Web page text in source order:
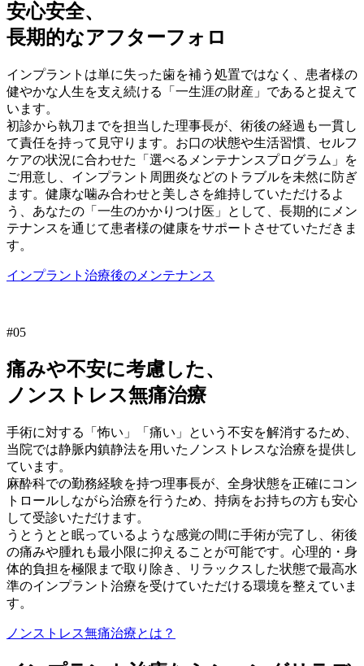
安心安全、
長期的なアフターフォロ
インプラントは単に失った歯を補う処置ではなく、患者様の
健やかな人生を支え続ける「一生涯の財産」であると捉えて
います。
初診から執刀までを担当した理事長が、術後の経過も一貫し
て責任を持って見守ります。お口の状態や生活習慣、セルフ
ケアの状況に合わせた「選べるメンテナンスプログラム」を
ご用意し、インプラント周囲炎などのトラブルを未然に防ぎ
ます。健康な噛み合わせと美しさを維持していただけるよ
う、あなたの「一生のかかりつけ医」として、長期的にメン
テナンスを通じて患者様の健康をサポートさせていただきま
す。
インプラント治療後のメンテナンス
#05
痛みや不安に考慮した、
ノンストレス無痛治療
手術に対する「怖い」「痛い」という不安を解消するため、
当院では静脈内鎮静法を用いたノンストレスな治療を提供し
ています。
麻酔科での勤務経験を持つ理事長が、全身状態を正確にコン
トロールしながら治療を行うため、持病をお持ちの方も安心
して受診いただけます。
うとうとと眠っているような感覚の間に手術が完了し、術後
の痛みや腫れも最小限に抑えることが可能です。心理的・身
体的負担を極限まで取り除き、リラックスした状態で最高水
準のインプラント治療を受けていただける環境を整えていま
す。
ノンストレス無痛治療とは？​